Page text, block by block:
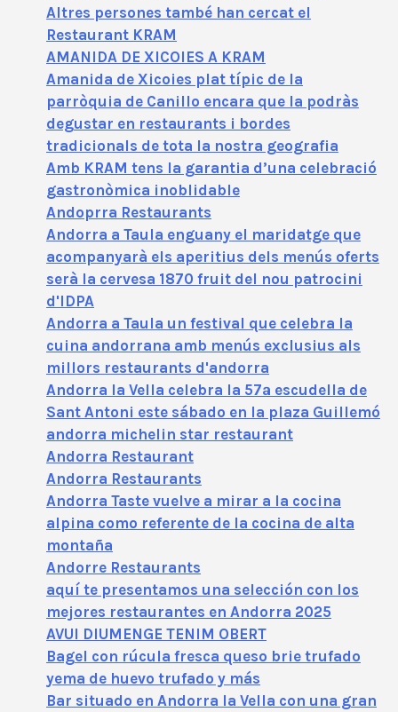
Altres persones també han cercat el
Restaurant KRAM
AMANIDA DE XICOIES A KRAM
Amanida de Xicoies plat típic de la
parròquia de Canillo encara que la podràs
degustar en restaurants i bordes
tradicionals de tota la nostra geografia
Amb KRAM tens la garantia d’una celebració
gastronòmica inoblidable
Andoprra Restaurants
Andorra a Taula enguany el maridatge que
acompanyarà els aperitius dels menús oferts
serà la cervesa 1870 fruit del nou patrocini
d'IDPA
Andorra a Taula un festival que celebra la
cuina andorrana amb menús exclusius als
millors restaurants d'andorra
Andorra la Vella celebra la 57ª escudella de
Sant Antoni este sábado en la plaza Guillemó
andorra michelin star restaurant
Andorra Restaurant
Andorra Restaurants
Andorra Taste vuelve a mirar a la cocina
alpina como referente de la cocina de alta
montaña
Andorre Restaurants
aquí te presentamos una selección con los
mejores restaurantes en Andorra 2025
AVUI DIUMENGE TENIM OBERT
Bagel con rúcula fresca queso brie trufado
yema de huevo trufado y más
Bar situado en Andorra la Vella con una gran